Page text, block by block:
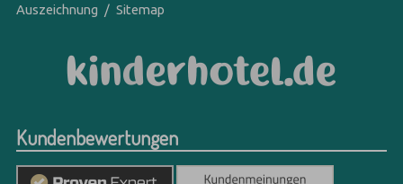
Auszeichnung
Sitemap
Kundenbewertungen